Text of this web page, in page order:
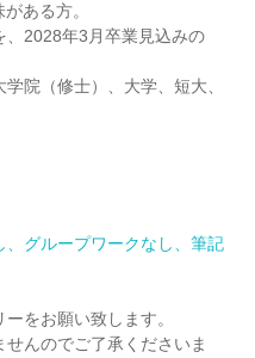
ある方。
、2028年3月卒業見込みの
院（修士）、大学、短大、
グループワークなし、筆記
をお願い致します。
んのでご了承くださいま